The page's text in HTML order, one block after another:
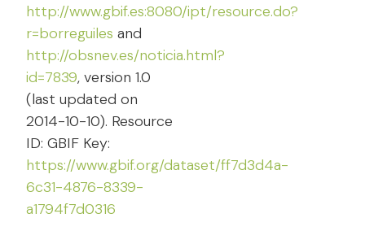
http://www.gbif.es:8080/ipt/resource.do?
r=borreguiles and
http://obsnev.es/noticia.html?
id=7839, version 1.0
(last updated on
2014-10-10). Resource
ID: GBIF Key:
https://www.gbif.org/dataset/ff7d3d4a-
6c31-4876-8339-
a1794f7d0316